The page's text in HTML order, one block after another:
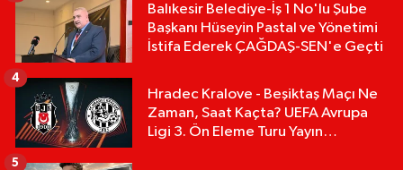
Balıkesir Belediye-İş 1 No'lu Şube
Başkanı Hüseyin Pastal ve Yönetimi
İstifa Ederek ÇAĞDAŞ-SEN'e Geçti
Hradec Kralove - Beşiktaş Maçı Ne
Zaman, Saat Kaçta? UEFA Avrupa
Ligi 3. Ön Eleme Turu Yayın
4
5